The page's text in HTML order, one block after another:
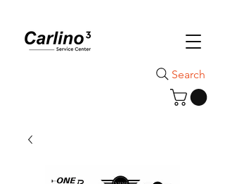
Search